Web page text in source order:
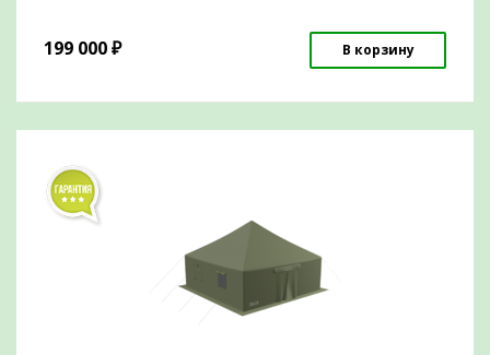
199 000₽ В корзину